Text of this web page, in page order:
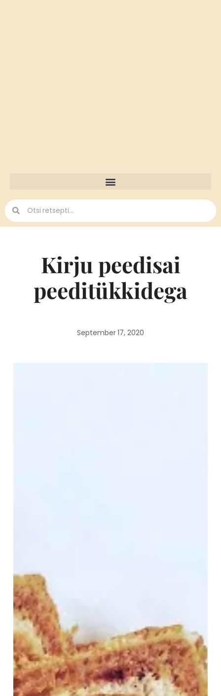
Kirju peedisai
peeditükkidega
September 17, 2020